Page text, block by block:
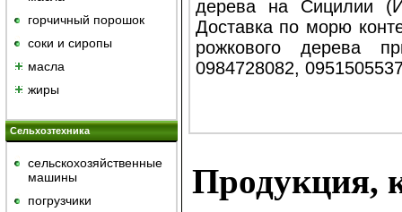
горчичный порошок
cоки и сиропы
масла
жиры
Сельхозтехника
сельскохозяйственные
машины
погрузчики
дерева на Сицилии
Доставка по морю
рожкового дерева
0984728082,
Продукция,